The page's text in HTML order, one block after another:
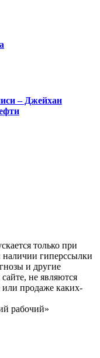
– Джейхан
только при
гиперссылки
и другие
не являются
продаже каких-
рабочий»